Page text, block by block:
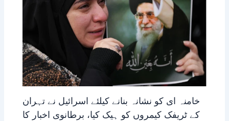
خامنہ ای کو نشانہ بنانے کیلئے اسرائیل نے تہران
کے ٹریفک کیمروں کو ہیک کیا، برطانوی اخبار کا